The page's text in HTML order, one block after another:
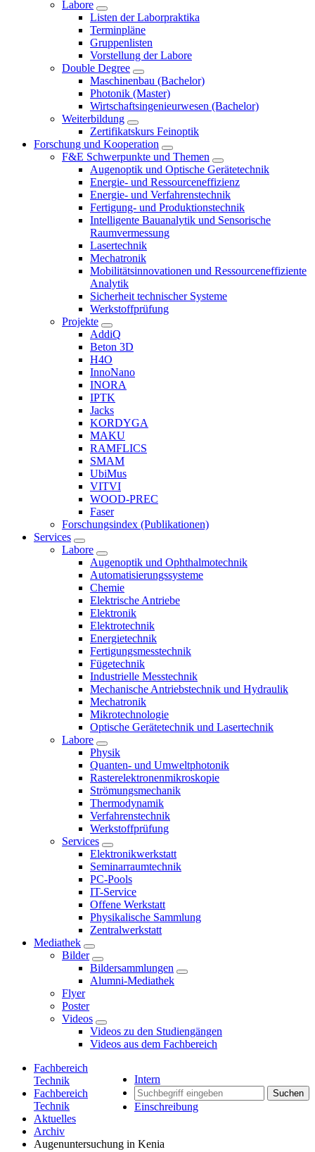
Labore
Listen der Laborpraktika
Terminpläne
Gruppenlisten
Vorstellung der Labore
Double Degree
Maschinenbau (Bachelor)
Photonik (Master)
Wirtschaftsingenieurwesen (Bachelor)
Weiterbildung
Zertifikatskurs Feinoptik
Forschung und Kooperation
F&E Schwerpunkte und Themen
Augenoptik und Optische Gerätetechnik
Energie- und Ressourceneffizienz
Energie- und Verfahrenstechnik
Fertigung- und Produktionstechnik
Intelligente Bauanalytik und Sensorische
Raumvermessung
Lasertechnik
Mechatronik
Mobilitätsinnovationen und Ressourceneffiziente
Analytik
Sicherheit technischer Systeme
Werkstoffprüfung
Projekte
AddiQ
Beton 3D
H4O
InnoNano
INORA
IPTK
Jacks
KORDYGA
MAKU
RAMFLICS
SMAM
UbiMus
VITVI
WOOD-PREC
Faser
Forschungsindex (Publikationen)
Services
Labore
Augenoptik und Ophthalmotechnik
Automatisierungssysteme
Chemie
Elektrische Antriebe
Elektronik
Elektrotechnik
Energietechnik
Fertigungsmesstechnik
Fügetechnik
Industrielle Messtechnik
Mechanische Antriebstechnik und Hydraulik
Mechatronik
Mikrotechnologie
Optische Gerätetechnik und Lasertechnik
Labore
Physik
Quanten- und Umweltphotonik
Rasterelektronenmikroskopie
Strömungsmechanik
Thermodynamik
Verfahrenstechnik
Werkstoffprüfung
Services
Elektronikwerkstatt
Seminarraumtechnik
PC-Pools
IT-Service
Offene Werkstatt
Physikalische Sammlung
Zentralwerkstatt
Mediathek
Bilder
Bildersammlungen
Alumni-Mediathek
Flyer
Poster
Videos
Videos zu den Studiengängen
Videos aus dem Fachbereich
Intern
Suchen
Einschreibung
Fachbereich
Technik
Fachbereich
Technik
Aktuelles
Archiv
Augenuntersuchung in Kenia